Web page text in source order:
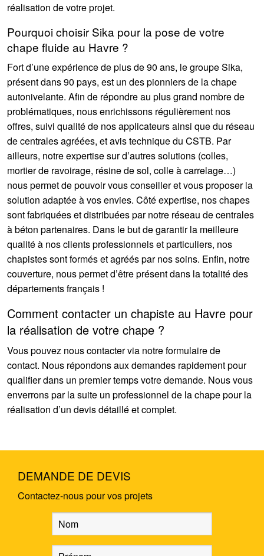
réalisation de votre projet.
Pourquoi choisir Sika pour la pose de votre
chape fluide au Havre ?
Fort d’une expérience de plus de 90 ans, le groupe Sika,
présent dans 90 pays, est un des pionniers de la chape
autonivelante. Afin de répondre au plus grand nombre de
problématiques, nous enrichissons régulièrement nos
offres, suivi qualité de nos applicateurs ainsi que du réseau
de centrales agréées, et avis technique du CSTB. Par
ailleurs, notre expertise sur d’autres solutions (colles,
mortier de ravoirage, résine de sol, colle à carrelage…)
nous permet de pouvoir vous conseiller et vous proposer la
solution adaptée à vos envies. Côté expertise, nos chapes
sont fabriquées et distribuées par notre réseau de centrales
à béton partenaires. Dans le but de garantir la meilleure
qualité à nos clients professionnels et particuliers, nos
chapistes sont formés et agréés par nos soins. Enfin, notre
couverture, nous permet d’être présent dans la totalité des
départements français !
Comment contacter un chapiste au Havre pour
la réalisation de votre chape ?
Vous pouvez nous contacter via notre formulaire de
contact. Nous répondons aux demandes rapidement pour
qualifier dans un premier temps votre demande. Nous vous
enverrons par la suite un professionnel de la chape pour la
réalisation d’un devis détaillé et complet.
DEMANDE DE DEVIS
Contactez-nous pour vos projets